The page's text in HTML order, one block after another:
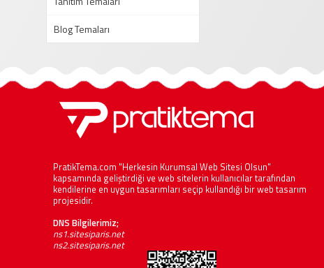
Blog Temaları
PratikTema.com "Herkesin Kurumsal Web Sitesi Olsun"
kapsamında geliştirdiği ve web sitelerin kullanıcılar tarafından
kendilerine en uygun tasarımları seçip kullandığı bir web tasarım
projesidir.
DNS Bilgilerimiz;
ns1.sitesiparis.net
ns2.sitesiparis.net